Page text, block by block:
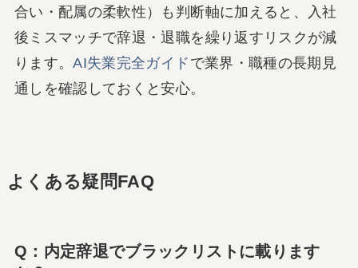
合い・配属の柔軟性）も判断軸に加えると、入社
後ミスマッチで辞退・退職を繰り返すリスクが減
ります。AI失業完全ガイド で業界・職種の長期見
通しを確認しておくと安心。
よくある疑問FAQ
Q：内定辞退でブラックリストに載ります